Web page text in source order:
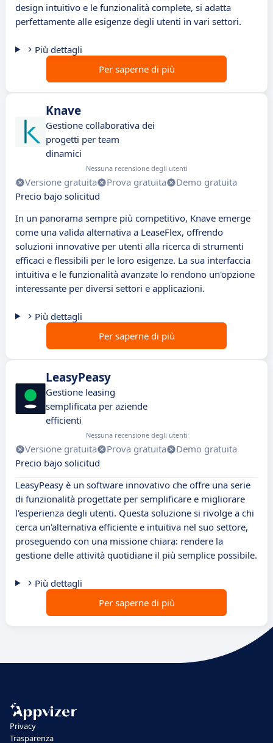
design intuitivo e le funzionalità complete, si adatta
perfettamente alle esigenze degli utenti in vari settori.
Più dettagli
Per saperne di più
Knave
Gestione collaborativa dei
progetti per team
dinamici
Nessuna recensione degli utenti
Versione gratuita Prova gratuita
Demo gratuita
Precio bajo solicitud
In un panorama sempre più competitivo, Knave emerge
come una valida alternativa a LeaseFlex, offrendo
soluzioni innovative per utenti alla ricerca di strumenti
efficaci e flessibili per le loro esigenze. La sua interfaccia
intuitiva e le funzionalità avanzate lo rendono un'opzione
interessante per diversi settori e applicazioni.
Più dettagli
Per saperne di più
LeasyPeasy
Gestione leasing
semplificata per aziende
efficienti
Nessuna recensione degli utenti
Versione gratuita Prova gratuita
Demo gratuita
Precio bajo solicitud
LeasyPeasy è un software innovativo che offre una serie
di funzionalità progettate per semplificare e migliorare
l'esperienza degli utenti. Questa soluzione si rivolge a chi
cerca un'alternativa efficiente e intuitiva nel suo settore,
proseguendo con una missione chiara: rendere la
gestione delle attività quotidiane il più semplice possibile.
Più dettagli
Per saperne di più
Privacy
Trasparenza